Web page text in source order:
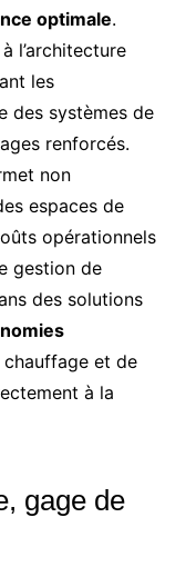
optimale.
l’architecture
les
des systèmes de
renforcés.
non
espaces de
opérationnels
gestion de
des solutions
et de
à la
gage de